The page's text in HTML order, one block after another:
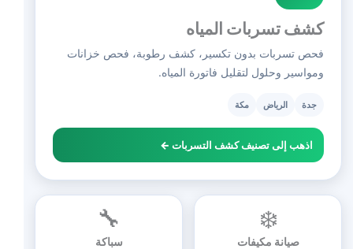
كشف تسربات المياه
فحص تسربات بدون تكسير، كشف رطوبة، فحص خزانات
ومواسير وحلول لتقليل فاتورة المياه.
جدة الرياض مكة
اذهب إلى تصنيف كشف التسربات ←
❄️
صيانة مكيفات
🔧
سباكة